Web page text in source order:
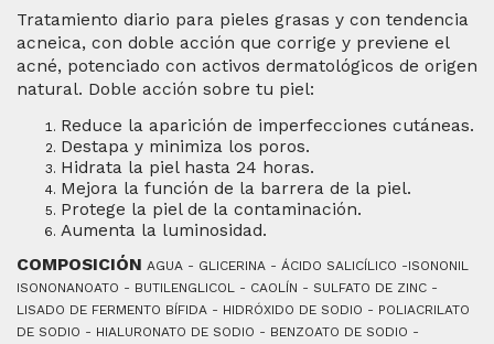
Tratamiento diario para pieles grasas y con tendencia
acneica, con doble acción que corrige y previene el
acné, potenciado con activos dermatológicos de origen
natural. Doble acción sobre tu piel:
Reduce la aparición de imperfecciones cutáneas.
Destapa y minimiza los poros.
Hidrata la piel hasta 24 horas.
Mejora la función de la barrera de la piel.
Protege la piel de la contaminación.
Aumenta la luminosidad.
COMPOSICIÓN AGUA - GLICERINA - ÁCIDO SALICÍLICO -ISONONIL
ISONONANOATO - BUTILENGLICOL - CAOLÍN - SULFATO DE ZINC -
LISADO DE FERMENTO BÍFIDA - HIDRÓXIDO DE SODIO - POLIACRILATO
DE SODIO - HIALURONATO DE SODIO - BENZOATO DE SODIO -